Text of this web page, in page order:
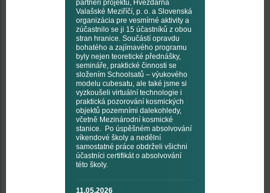
partneři projektu, Hvězdárna
Valašské Meziříčí, p. o. a Slovenská
organizácia pre vesmírné aktivity a
zúčastnilo se ji 15 účastníků z obou
stran hranice. Součástí opravdu
bohatého a zajímavého programu
byly nejen teoretické přednášky,
semináře, praktické činnosti se
složením Schoolsatů – výukového
modelu cubesatu, ale také jsme si
vyzkoušeli virtuální technologie i
praktická pozorování kosmických
objektů pozemními dalekohledy,
včetně Mezinárodní kosmické
stanice. Po úspěšném absolvování
víkendové školy a nedělní
samostatné práce obdrželi všichni
účastníci certifikát o absolvování
této školy.
11.05.2026